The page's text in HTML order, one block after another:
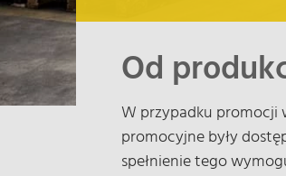
Od
W przypadku promocji
promocyjne były
spełnienie tego